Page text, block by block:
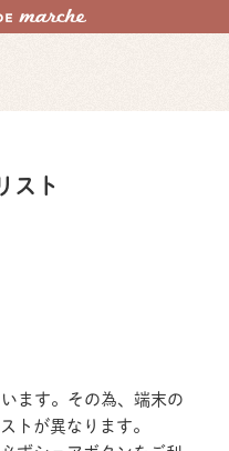
スト
ます。その為、端末の
トが異なります。